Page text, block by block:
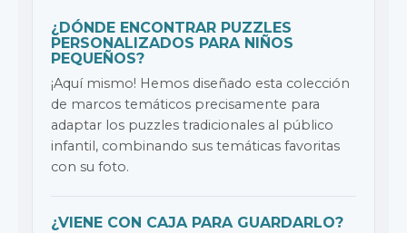
¿DÓNDE ENCONTRAR PUZZLES
PERSONALIZADOS PARA NIÑOS
PEQUEÑOS?
¡Aquí mismo! Hemos diseñado esta colección
de marcos temáticos precisamente para
adaptar los puzzles tradicionales al público
infantil, combinando sus temáticas favoritas
con su foto.
¿VIENE CON CAJA PARA GUARDARLO?